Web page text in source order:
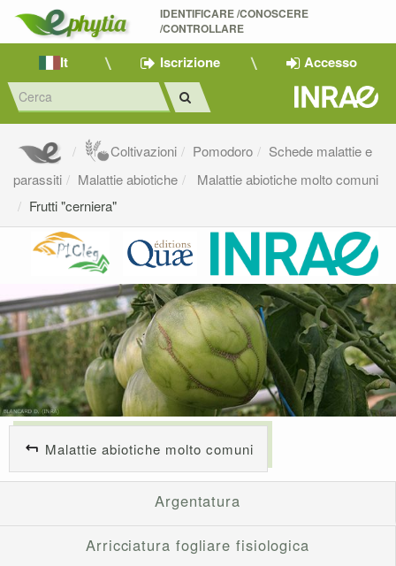
IDENTIFICARE /CONOSCERE
/CONTROLLARE
It Iscrizione Accesso
Coltivazioni Pomodoro
Schede malattie e
parassiti
Malattie abiotiche
Malattie abiotiche molto comuni
Frutti "cerniera"
Malattie abiotiche molto comuni
Argentatura
Arricciatura fogliare fisiologica